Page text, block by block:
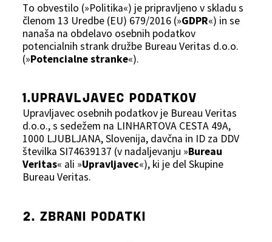
To obvestilo (»Politika«) je pripravljeno v skladu s
členom 13 Uredbe (EU) 679/2016 (»GDPR«) in se
nanaša na obdelavo osebnih podatkov
potencialnih strank družbe Bureau Veritas d.o.o.
(»Potencialne stranke«).
1.UPRAVLJAVEC PODATKOV
Upravljavec osebnih podatkov je Bureau Veritas
d.o.o., s sedežem na LINHARTOVA CESTA 49A,
1000 LJUBLJANA, Slovenija, davčna in ID za DDV
številka SI74639137 (v nadaljevanju »Bureau
Veritas« ali »Upravljavec«), ki je del Skupine
Bureau Veritas.
2. ZBRANI PODATKI